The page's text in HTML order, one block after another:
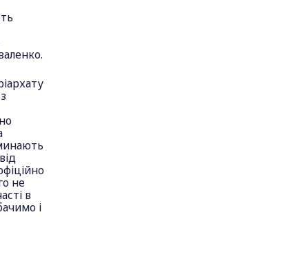
не
в
і